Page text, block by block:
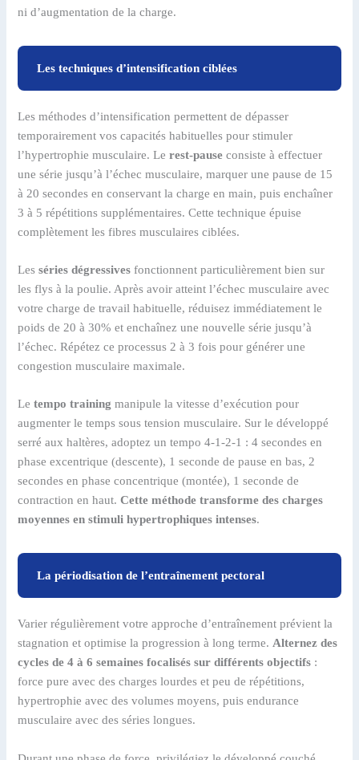
ni d’augmentation de la charge.
Les techniques d’intensification ciblées
Les méthodes d’intensification permettent de dépasser
temporairement vos capacités habituelles pour stimuler
l’hypertrophie musculaire. Lerest-pause consiste à effectuer
une série jusqu’à l’échec musculaire, marquer une pause de 15
à 20 secondes en conservant la charge en main, puis enchaîner
3 à 5 répétitions supplémentaires. Cette technique épuise
complètement les fibres musculaires ciblées.
Lesséries dégressives fonctionnent particulièrement bien sur
les flys à la poulie. Après avoir atteint l’échec musculaire avec
votre charge de travail habituelle, réduisez immédiatement le
poids de 20 à 30% et enchaînez une nouvelle série jusqu’à
l’échec. Répétez ce processus 2 à 3 fois pour générer une
congestion musculaire maximale.
Letempo training manipule la vitesse d’exécution pour
augmenter le temps sous tension musculaire. Sur le développé
serré aux haltères, adoptez un tempo 4-1-2-1 : 4 secondes en
phase excentrique (descente), 1 seconde de pause en bas, 2
secondes en phase concentrique (montée), 1 seconde de
contraction en haut.Cette méthode transforme des charges
moyennes en stimuli hypertrophiques intenses.
La périodisation de l’entraînement pectoral
Varier régulièrement votre approche d’entraînement prévient la
stagnation et optimise la progression à long terme.Alternez des
cycles de 4 à 6 semaines focalisés sur différents objectifs :
force pure avec des charges lourdes et peu de répétitions,
hypertrophie avec des volumes moyens, puis endurance
musculaire avec des séries longues.